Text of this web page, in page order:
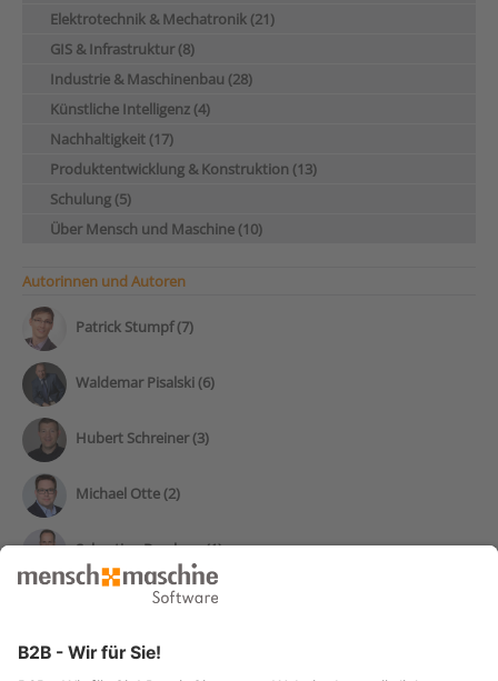
Elektrotechnik & Mechatronik (21)
GIS & Infrastruktur (8)
Industrie & Maschinenbau (28)
Künstliche Intelligenz (4)
Nachhaltigkeit (17)
Produktentwicklung & Konstruktion (13)
Schulung (5)
Über Mensch und Maschine (10)
Autorinnen und Autoren
Patrick Stumpf (7)
Waldemar Pisalski (6)
Hubert Schreiner (3)
Michael Otte (2)
Sebastian Borchers (1)
Manuel Maurer (1)
Dirk Brammerts (1)